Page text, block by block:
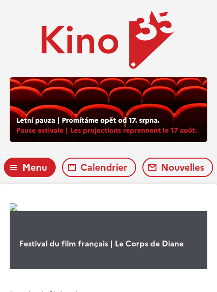
Menu Calendrier Nouvelles
Festival du film français | Le Corps de Diane